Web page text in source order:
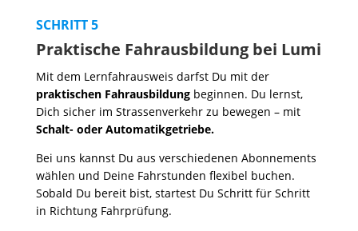
SCHRITT 5
Praktische Fahrausbildung bei Lumi
Mit dem Lernfahrausweis darfst Du mit der
praktischen Fahrausbildungbeginnen. Du lernst,
Dich sicher im Strassenverkehr zu bewegen – mit
Schalt- oder Automatikgetriebe.
Bei uns kannst Du aus verschiedenen Abonnements
wählen und Deine Fahrstunden flexibel buchen.
Sobald Du bereit bist, startest Du Schritt für Schritt
in Richtung Fahrprüfung.